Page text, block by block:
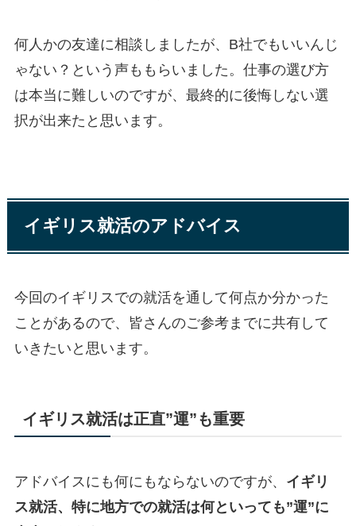
何人かの友達に相談しましたが、B社でもいいんじ
ゃない？という声ももらいました。仕事の選び方
は本当に難しいのですが、最終的に後悔しない選
択が出来たと思います。
イギリス就活のアドバイス
今回のイギリスでの就活を通して何点か分かった
ことがあるので、皆さんのご参考までに共有して
いきたいと思います。
イギリス就活は正直”運”も重要
アドバイスにも何にもならないのですが、 イギリ
ス就活、特に地方での就活は何といっても”運”に